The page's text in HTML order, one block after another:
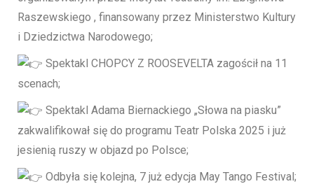
Raszewskiego , finansowany przez Ministerstwo Kultury
i Dziedzictwa Narodowego;
Spektakl CHOPCY Z ROOSEVELTA zagościł na 11
scenach;
Spektakl Adama Biernackiego „Słowa na piasku”
zakwalifikował się do programu Teatr Polska 2025 i już
jesienią ruszy w objazd po Polsce;
Odbyła się kolejna, 7 już edycja May Tango Festival;